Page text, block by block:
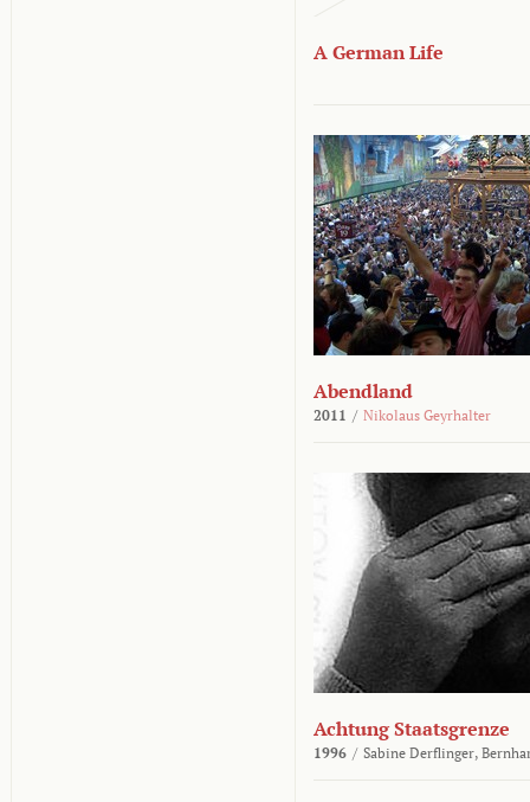
A German Life
Abendland
2011 / Nikolaus Geyrhalter
Achtung Staatsgrenze
1996 / Sabine Derflinger,